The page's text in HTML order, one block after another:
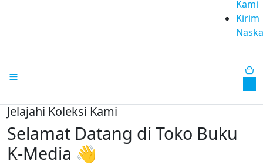
Kami
Kirim
Jelajahi Koleksi Kami
Selamat Datang di Toko Buku
K-Media 👋